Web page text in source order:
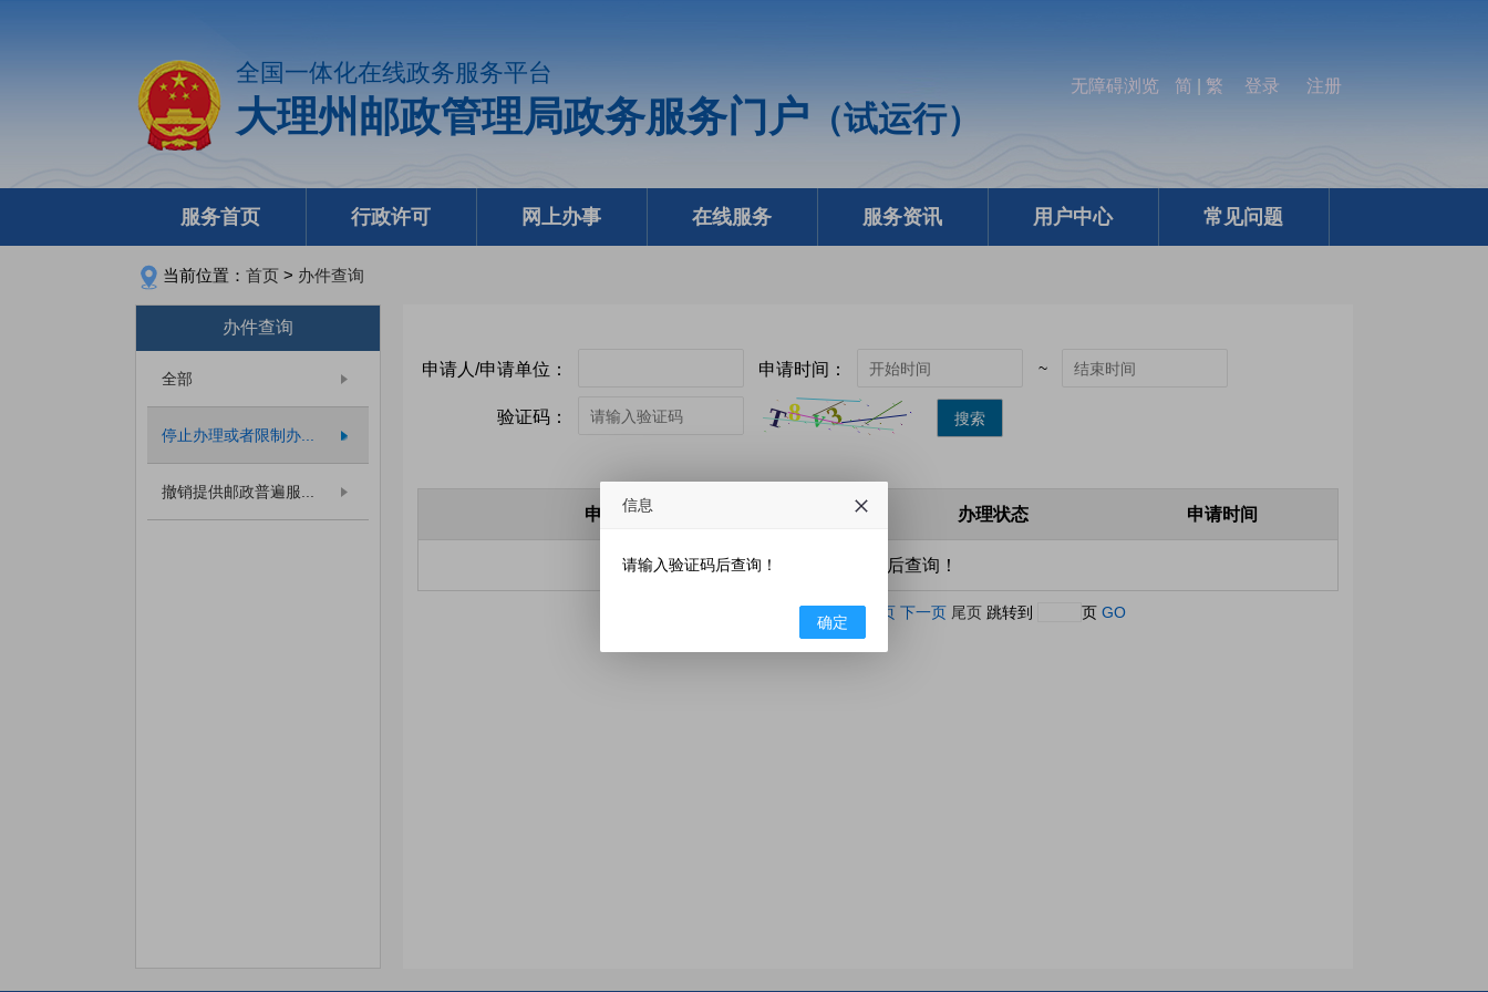
全国一体化在线政务服务平台
大理州邮政管理局政务服务门户 （试运行）
无障碍浏览 简 繁 登录 注册
服务首页 行政许可 网上办事 在线服务 服务资讯 用户中心 常见问题
当前位置： 首页 > 办件查询
办件查询
全部
停止办理或者限制办...
撤销提供邮政普遍服...
申请人/申请单位： 申请时间： ~
验证码： 搜索
申请人/申请单位 办理状态 申请时间
请输入条件后查询！
页 首页 上一页 下一页 尾页 跳转到 页 GO
信息
请输入验证码后查询！
确定